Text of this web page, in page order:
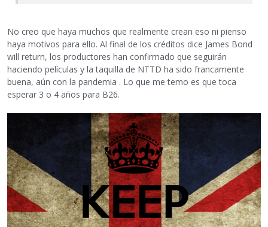
No creo que haya muchos que realmente crean eso ni pienso
haya motivos para ello. Al final de los créditos dice James Bond
will return, los productores han confirmado que seguirán
haciendo películas y la taquilla de NTTD ha sido francamente
buena, aún con la pandemia . Lo que me temo es que toca
esperar 3 o 4 años para B26.